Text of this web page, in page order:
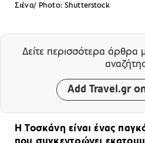
Σιένα/ Photo: Shutterstock
Δείτε περισσότερα άρθρα
Add Travel.gr
Η Τοσκάνη είναι ένας